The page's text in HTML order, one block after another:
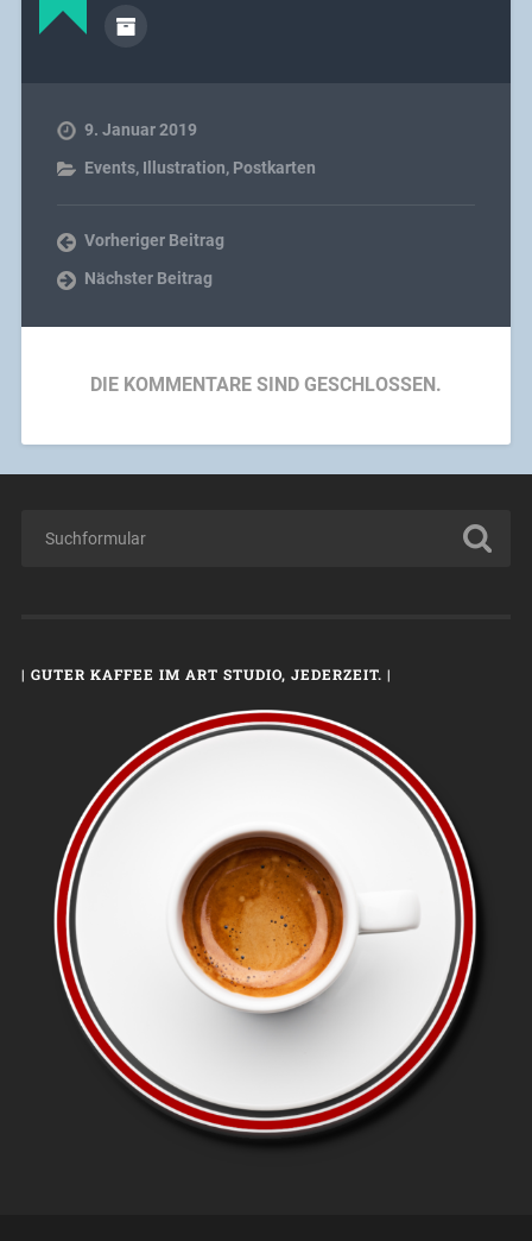
9. Januar 2019
Events, Illustration, Postkarten
Vorheriger Beitrag
Nächster Beitrag
DIE KOMMENTARE SIND GESCHLOSSEN.
| GUTER KAFFEE IM ART STUDIO, JEDERZEIT. |